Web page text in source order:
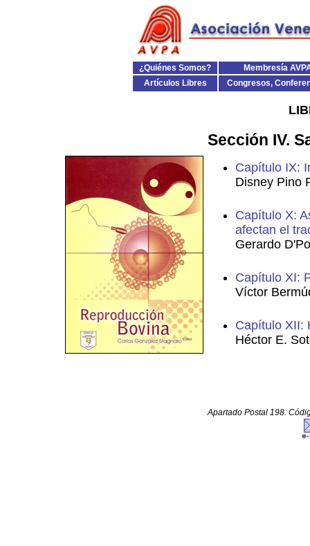
¿Quiénes Somos?
Membresía
Artículos Libres
Congresos,
Sección IV.
Capítulo IX:
Disney Pino
Capítulo X:
afectan el
Gerardo
Capítulo XI:
Víctor
Capítulo XII:
Héctor E.
Apartado Postal 198.